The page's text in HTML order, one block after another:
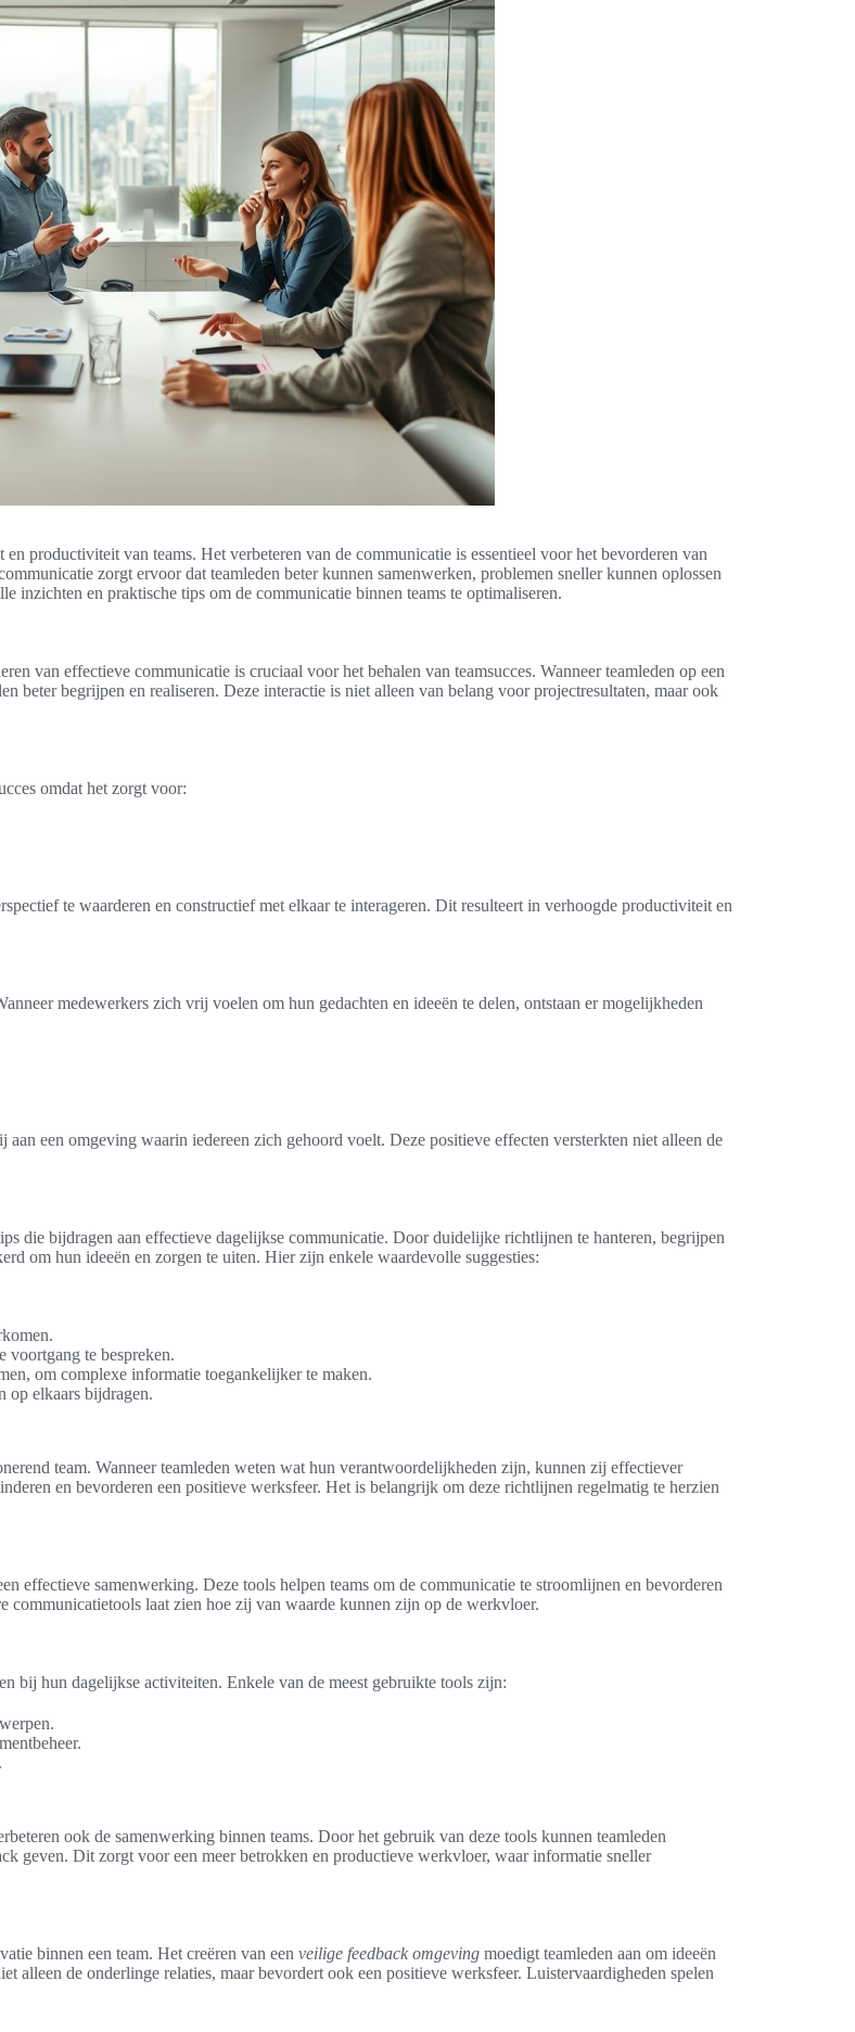
productiviteit van teams. Het verbeteren van de communicatie is essentieel voor het bevorderen van
zorgt ervoor dat teamleden beter kunnen samenwerken, problemen sneller kunnen oplossen
inzichten en praktische tips om de communicatie binnen teams te optimaliseren.
van effectieve communicatie is cruciaal voor het behalen van teamsucces. Wanneer teamleden op een
beter begrijpen en realiseren. Deze interactie is niet alleen van belang voor projectresultaten, maar ook
omdat het zorgt voor:
te waarderen en constructief met elkaar te interageren. Dit resulteert in verhoogde productiviteit en
medewerkers zich vrij voelen om hun gedachten en ideeën te delen, ontstaan er mogelijkheden
een omgeving waarin iedereen zich gehoord voelt. Deze positieve effecten versterkten niet alleen de
die bijdragen aan effectieve dagelijkse communicatie. Door duidelijke richtlijnen te hanteren, begrijpen
om hun ideeën en zorgen te uiten. Hier zijn enkele waardevolle suggesties:
voortgang te bespreken.
om complexe informatie toegankelijker te maken.
op elkaars bijdragen.
team. Wanneer teamleden weten wat hun verantwoordelijkheden zijn, kunnen zij effectiever
en bevorderen een positieve werksfeer. Het is belangrijk om deze richtlijnen regelmatig te herzien
effectieve samenwerking. Deze tools helpen teams om de communicatie te stroomlijnen en bevorderen
laat zien hoe zij van waarde kunnen zijn op de werkvloer.
bij hun dagelijkse activiteiten. Enkele van de meest gebruikte tools zijn:
ook de samenwerking binnen teams. Door het gebruik van deze tools kunnen teamleden
geven. Dit zorgt voor een meer betrokken en productieve werkvloer, waar informatie sneller
binnen een team. Het creëren van een veilige feedback omgeving moedigt teamleden aan om ideeën
alleen de onderlinge relaties, maar bevordert ook een positieve werksfeer. Luistervaardigheden spelen